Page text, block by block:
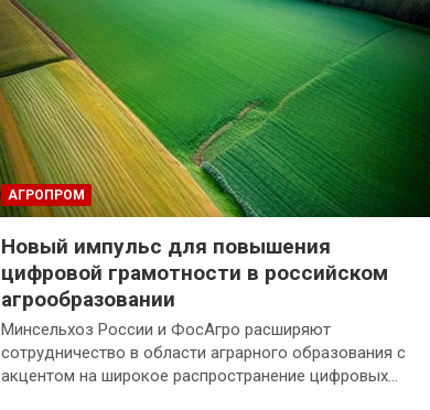
АГРОПРОМ
Новый импульс для повышения
цифровой грамотности в российском
агрообразовании
Минсельхоз России и ФосАгро расширяют
сотрудничество в области аграрного образования с
акцентом на широкое распространение цифровых…